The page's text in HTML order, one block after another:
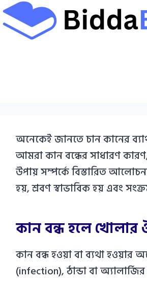
Skip
to
content
অনেকেই জানতে চান কানের
আমরা কান বন্ধের সাধারণ
উপায় সম্পর্কে বিস্তারিত
হয়, শ্রবণ স্বাভাবিক হয় এবং
কান বন্ধ হলে
কান বন্ধ হওয়া বা ব্যথা
(infection), ঠান্ডা বা